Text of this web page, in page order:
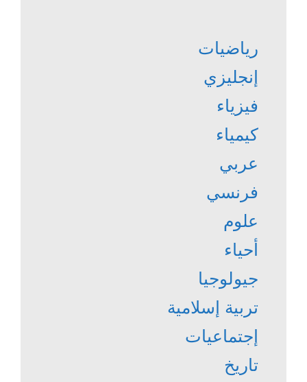
رياضيات
إنجليزي
فيزياء
كيمياء
عربي
فرنسي
علوم
أحياء
جيولوجيا
تربية إسلامية
إجتماعيات
تاريخ